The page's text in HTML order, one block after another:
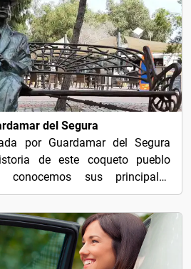
del Segura
por Guardamar del Segura
de este coqueto pueblo
conocemos sus principales